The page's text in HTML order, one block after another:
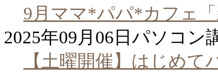
9月ママ*パパ*カフェ
2025年09月06日 パソコン
【土曜開催】はじめ